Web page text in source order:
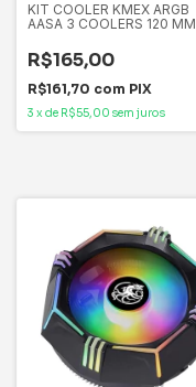
KIT COOLER KMEX ARGB
AASA 3 COOLERS 120 MM
R$165,00
R$161,70 com PIX
3 x de R$55,00 sem juros